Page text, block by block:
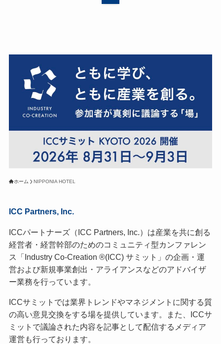
ホーム NIPPONIA HOTEL
ICC Partners, Inc.
ICCパートナーズ（ICC Partners, Inc.）は産業を共に創る
経営者・経営幹部のためのコミュニティ型カンファレン
ス「Industry Co-Creation ®(ICC) サミット」の企画・運
営および新規事業創出・アライアンスなどのアドバイザ
ー業務を行っています。
ICCサミットでは業界トレンドやマネジメントに関する質
の高い意見交換をする場を提供しています。また、ICCサ
ミットで議論された内容を記事として配信するメディア
運営も行っております。